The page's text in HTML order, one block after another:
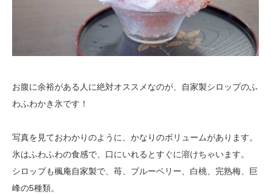
お腹に余裕がある人に絶対オススメなのが、自家製シロップのふ
わふわかき氷です！
写真を見ておわかりのように、かなりのボリュームがあります。
氷はふわふわの食感で、口にいれるとすぐに溶けちゃいます。
シロップも楓庵自家製で、苺、ブルーベリー、白桃、完熟梅、巨
峰の5種類。